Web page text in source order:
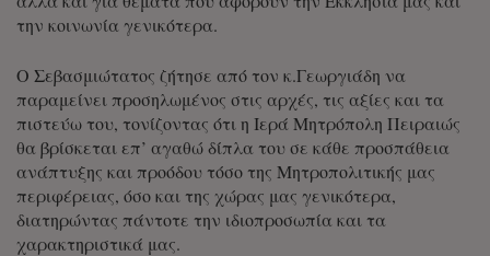
την κοινωνία γενικότερα.
Ο Σεβασμιώτατος ζήτησε από τον κ.Γεωργιάδη να
παραμείνει προσηλωμένος στις αρχές, τις αξίες και τα
πιστεύω του, τονίζοντας ότι η Ιερά Μητρόπολη Πειραιώς
θα βρίσκεται επ’ αγαθώ δίπλα του σε κάθε προσπάθεια
ανάπτυξης και προόδου τόσο της Μητροπολιτικής μας
περιφέρειας, όσο και της χώρας μας γενικότερα,
διατηρώντας πάντοτε την ιδιοπροσωπία και τα
χαρακτηριστικά μας.